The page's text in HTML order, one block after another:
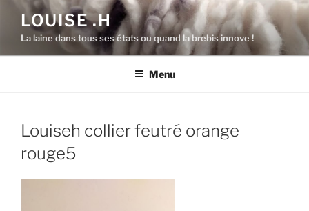
contenu
principal
LOUISE .H
La laine dans tous ses états ou quand la brebis innove !
Menu
Louiseh collier feutré orange
rouge5